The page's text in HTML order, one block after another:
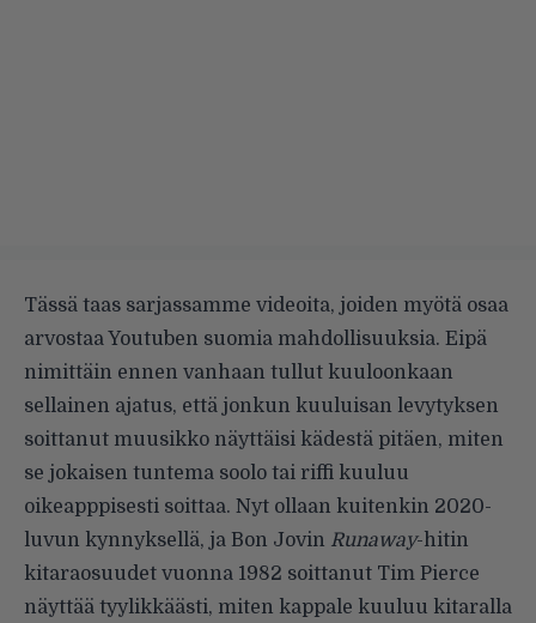
Tässä taas sarjassamme videoita, joiden myötä osaa
arvostaa Youtuben suomia mahdollisuuksia. Eipä
nimittäin ennen vanhaan tullut kuuloonkaan
sellainen ajatus, että jonkun kuuluisan levytyksen
soittanut muusikko näyttäisi kädestä pitäen, miten
se jokaisen tuntema soolo tai riffi kuuluu
oikeapppisesti soittaa. Nyt ollaan kuitenkin 2020-
luvun kynnyksellä, ja Bon Jovin Runaway-hitin
kitaraosuudet vuonna 1982 soittanut Tim Pierce
näyttää tyylikkäästi, miten kappale kuuluu kitaralla